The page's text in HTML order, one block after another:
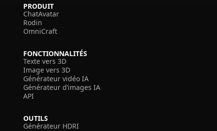
PRODUIT
ChatAvatar
Rodin
OmniCraft
FONCTIONNALITÉS
Texte vers 3D
Image vers 3D
Générateur vidéo IA
Générateur d’images IA
API
OUTILS
Générateur HDRI